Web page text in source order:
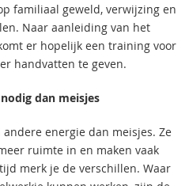
familiaal geweld, verwijzing en
Naar aanleiding van het
er hopelijk een training voor
handvatten te geven.
dan meisjes
energie dan meisjes. Ze
ruimte in en maken vaak
merk je de verschillen. Waar